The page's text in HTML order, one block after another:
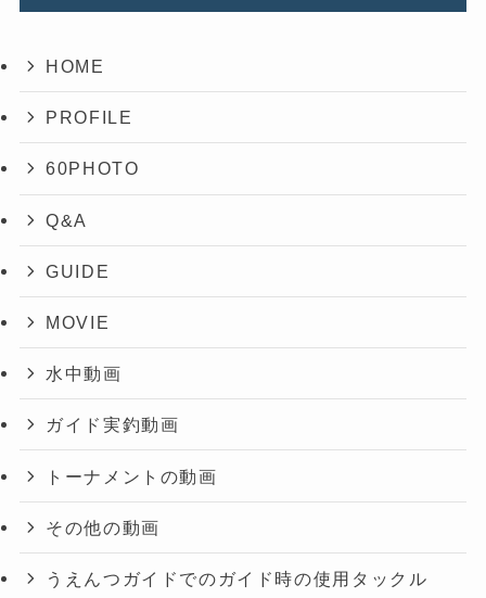
HOME
PROFILE
60PHOTO
Q&A
GUIDE
MOVIE
水中動画
ガイド実釣動画
トーナメントの動画
その他の動画
うえんつガイドでのガイド時の使用タックル